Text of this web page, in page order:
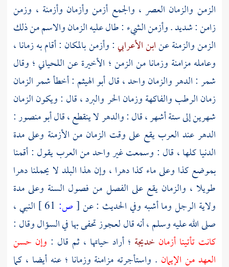
الزمن والزمان العصر ، والجمع أزمن وأزمان وأزمنة ، وزمن
زامن : شديد . وأزمن الشيء : طال عليه الزمان والاسم من ذلك
الزمن والزمنة عنابن الأعرابي: وأزمن بالمكان : أقام به زمانا ،
وعامله مزامنة وزمانا من الزمن ؛ الأخيرة عناللحياني؛ وقال
شمر: الدهر والزمان واحد ، قالأبو الهيثم : أخطأشمرالزمان
زمان الرطب والفاكهة وزمان الحر والبرد ، قال : ويكون الزمان
شهرين إلى ستة أشهر ، قال : والدهر لا ينقطع ، قالأبو منصور:
الدهر عند العرب يقع على وقت الزمان من الأزمنة وعلى مدة
الدنيا كلها ، قال : وسمعت غير واحد من العرب يقول : أقمنا
بموضع كذا وعلى ماء كذا دهرا ، وإن هذا البلد لا يحملنا دهرا
طويلا ، والزمان يقع على الفصل من فصول السنة وعلى مدة
ولاية الرجل وما أشبه وفي الحديث : عن[ص:
النبي ،
صلى الله عليه وسلم ، أنه قال لعجوز تحفى بها في السؤال وقال :
كانت تأتينا أزمان خديجة ؛ أراد حياتها ، ثم قال : وإن حسن
العهد من الإيمان . واستأجرته مزامنة وزمانا ؛ عنه أيضا ، كما